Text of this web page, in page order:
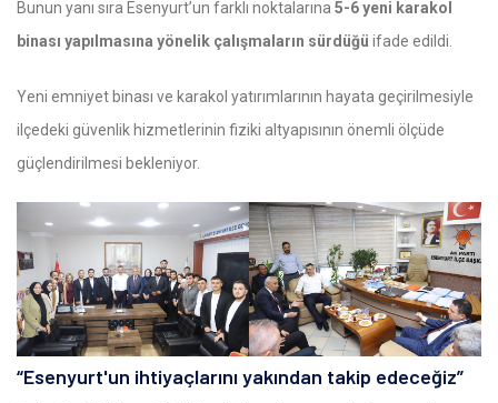
Bunun yanı sıra Esenyurt’un farklı noktalarına 5-6 yeni karakol
binası yapılmasına yönelik çalışmaların sürdüğü ifade edildi.
Yeni emniyet binası ve karakol yatırımlarının hayata geçirilmesiyle
ilçedeki güvenlik hizmetlerinin fiziki altyapısının önemli ölçüde
güçlendirilmesi bekleniyor.
“Esenyurt'un ihtiyaçlarını yakından takip edeceğiz”